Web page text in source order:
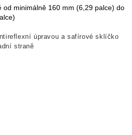
od minimálně 160 mm (6,29 palce) do
úpravou a safírové sklíčko
straně